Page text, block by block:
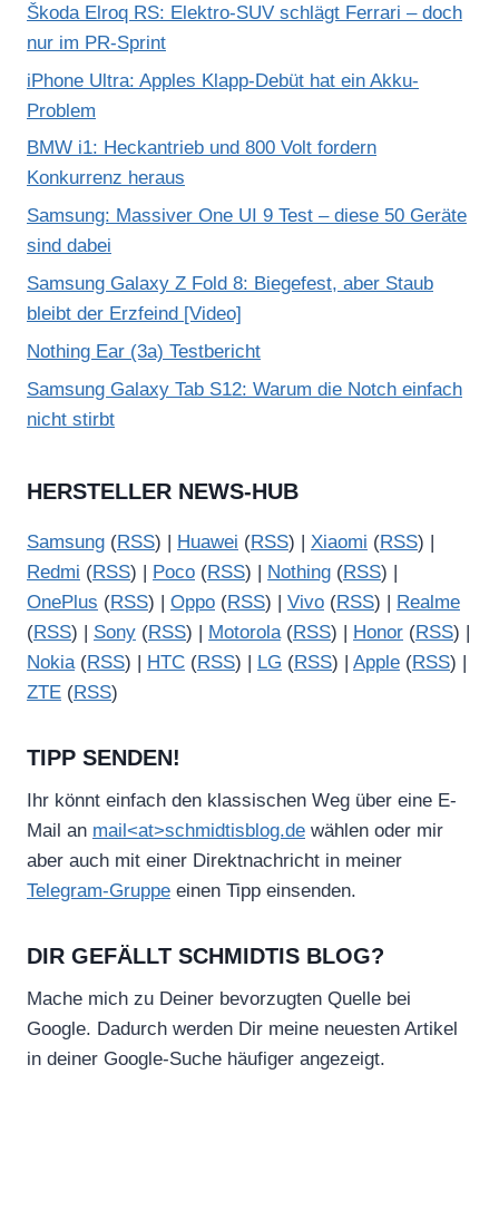
Škoda Elroq RS: Elektro-SUV schlägt Ferrari – doch
nur im PR-Sprint
iPhone Ultra: Apples Klapp-Debüt hat ein Akku-
Problem
BMW i1: Heckantrieb und 800 Volt fordern
Konkurrenz heraus
Samsung: Massiver One UI 9 Test – diese 50 Geräte
sind dabei
Samsung Galaxy Z Fold 8: Biegefest, aber Staub
bleibt der Erzfeind [Video]
Nothing Ear (3a) Testbericht
Samsung Galaxy Tab S12: Warum die Notch einfach
nicht stirbt
HERSTELLER NEWS-HUB
Samsung (RSS) | Huawei (RSS) | Xiaomi (RSS) |
Redmi (RSS) | Poco (RSS) | Nothing (RSS) |
OnePlus (RSS) | Oppo (RSS) | Vivo (RSS) |
Realme
(RSS) | Sony (RSS) | Motorola(RSS) | Honor (RSS) |
Nokia(RSS) | HTC (RSS) | LG (RSS) | Apple (RSS) |
ZTE (RSS)
TIPP SENDEN!
Ihr könnt einfach den klassischen Weg über eine E-
Mail an mail<at>schmidtisblog.de wählen oder mir
aber auch mit einer Direktnachricht in meiner
Telegram-Gruppe einen Tipp einsenden.
DIR GEFÄLLT SCHMIDTIS BLOG?
Mache mich zu Deiner bevorzugten Quelle bei
Google. Dadurch werden Dir meine neuesten Artikel
in deiner Google-Suche häufiger angezeigt.